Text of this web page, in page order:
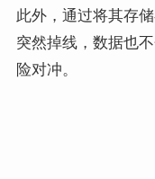
此外，通过将其存
突然掉线，数据也
险对冲。